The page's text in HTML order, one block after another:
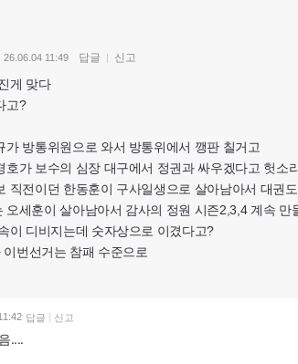
26.06.04 11:49 답글 신고
게 맞다
고?
가 방통위원으로 와서 방통위에서 깽판 칠거고
호가 보수의 심장 대구에서 정권과 싸우겠다고 헛소
직전이던 한동훈이 구사일생으로 살아남아서 대권
오세훈이 살아남아서 감사의 정원 시즌2,3,4 계속 만
이 디비지는데 숫자상으로 이겼다고?
이번선거는 참패 수준으로
답글 신고
....